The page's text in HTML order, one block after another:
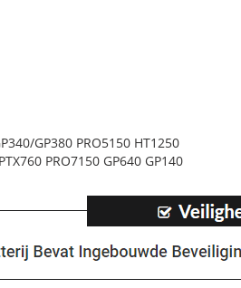
GP380 PRO5150 HT1250
PRO7150 GP640 GP140